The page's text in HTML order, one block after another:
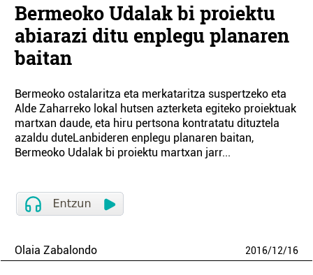
Bermeoko Udalak bi proiektu
abiarazi ditu enplegu planaren
baitan
Bermeoko ostalaritza eta merkataritza suspertzeko eta
Alde Zaharreko lokal hutsen azterketa egiteko proiektuak
martxan daude, eta hiru pertsona kontratatu dituztela
azaldu duteLanbideren enplegu planaren baitan,
Bermeoko Udalak bi proiektu martxan jarr...
Olaia Zabalondo 2016/12/16